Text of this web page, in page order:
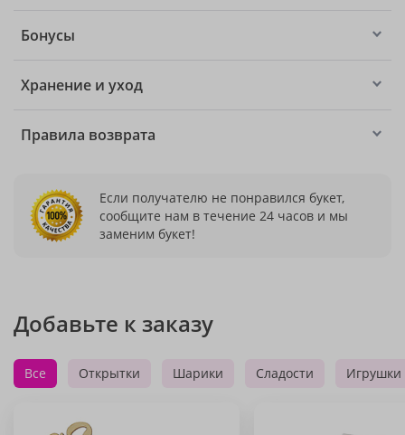
Бонусы
Хранение и уход
Правила возврата
Если получателю не понравился букет,
сообщите нам в течение 24 часов и мы
заменим букет!
Добавьте к заказу
Все Открытки Шарики Сладости Игрушки